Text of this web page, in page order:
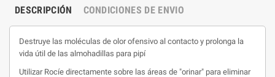
DESCRIPCIÓN CONDICIONES DE ENVIO
Destruye las moléculas de olor ofensivo al contacto y prolonga la
vida útil de las almohadillas para pipí
Utilizar Rocíe directamente sobre las áreas de "orinar" para eliminar